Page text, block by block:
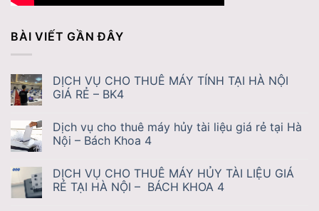
BÀI VIẾT GẦN ĐÂY
DỊCH VỤ CHO THUÊ MÁY TÍNH TẠI HÀ NỘI
GIÁ RẺ – BK4
Dịch vụ cho thuê máy hủy tài liệu giá rẻ tại Hà
Nội – Bách Khoa 4
DỊCH VỤ CHO THUÊ MÁY HỦY TÀI LIỆU GIÁ
RẺ TẠI HÀ NỘI – BÁCH KHOA 4